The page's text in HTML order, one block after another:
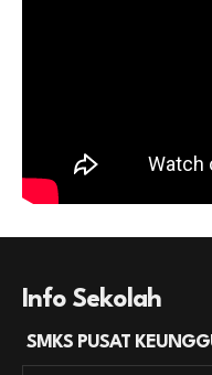
Info Sekolah
SMKS PUSAT